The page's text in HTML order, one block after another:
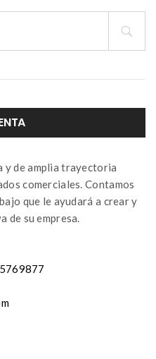
y de amplia trayectoria
comerciales. Contamos
que le ayudará a crear y
su empresa.